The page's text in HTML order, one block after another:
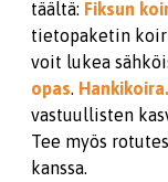
täältä: Fiksun
tietopaketin
voit lukea
opas.
vastuullisten
Tee myös
kanssa.